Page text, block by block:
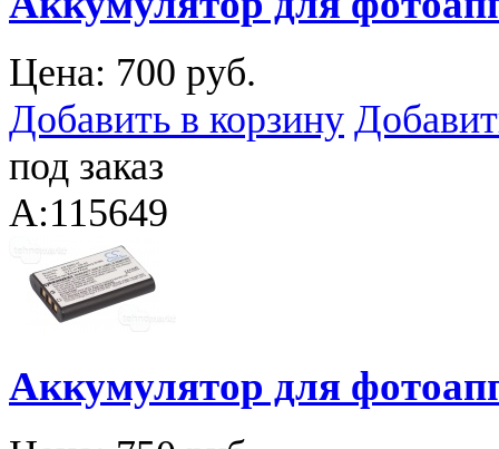
Цена: 700 руб.
Добавить в корзину
под заказ
A:115649
Аккумулятор для